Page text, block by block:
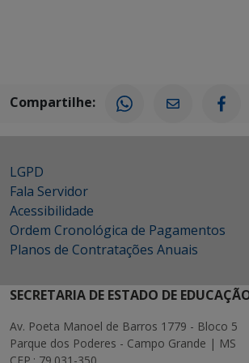
Compartilhe:
LGPD
Fala Servidor
Acessibilidade
Ordem Cronológica de Pagamentos
Planos de Contratações Anuais
SECRETARIA DE ESTADO DE
Av. Poeta Manoel de Barros 1779 - Bloco 5
Parque dos Poderes - Campo Grande | MS
CEP.: 79.031-350